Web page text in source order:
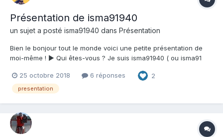
Présentation de isma91940
un sujet a posté isma91940 dans Présentation
Bien le bonjour tout le monde voici une petite présentation de
moi-même ! ► Qui êtes-vous ? Je suis isma91940 ( ou isma91
département de l'Essonne. Le pseudo n'a rien de spécial, c'est
juste une partie de mon prénom...
25 octobre 2018 6 réponses 2
presentation